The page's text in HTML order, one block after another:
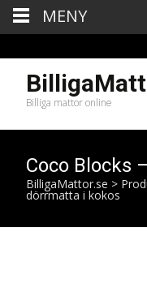
Billiga mattor online
Coco Blocks
BilligaMattor.se >
dörrmatta i kokos
MENY